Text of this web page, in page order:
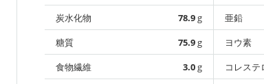
炭水化物
78.9g
糖質
75.9g
食物繊維
3.0g
亜鉛
ヨウ素
コレステ